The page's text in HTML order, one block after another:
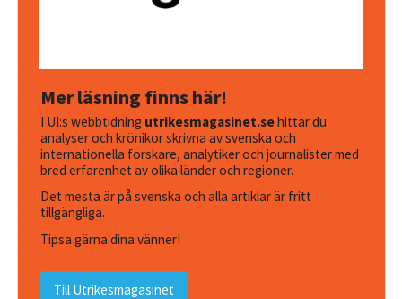
Mer läsning finns här!
I UI:s webbtidning utrikesmagasinet.sehittar du
analyser och krönikor skrivna av svenska och
internationella forskare, analytiker och journalister med
bred erfarenhet av olika länder och regioner.
Det mesta är på svenska och alla artiklar är fritt
tillgängliga.
Tipsa gärna dina vänner!
Till Utrikesmagasinet